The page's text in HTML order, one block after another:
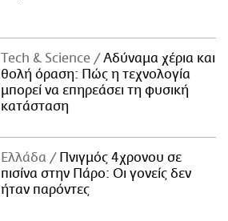
Τech & Science
Αδύναμα χέρια και
θολή όραση: Πώς η τεχνολογία
μπορεί να επηρεάσει τη φυσική
κατάσταση
Ελλάδα
Πνιγμός 4χρονου σε
πισίνα στην Πάρο: Οι γονείς δεν
ήταν παρόντες